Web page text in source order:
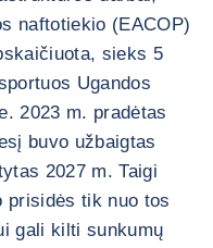
naftotiekio (EACOP)
sieks 5
Ugandos
2023 m. pradėtas
buvo užbaigtas
2027 m. Taigi
prisidės tik nuo tos
gali kilti sunkumų